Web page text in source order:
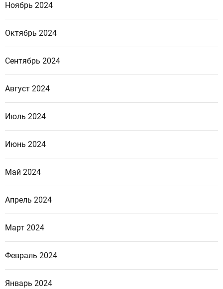
Ноябрь 2024
Октябрь 2024
Сентябрь 2024
Август 2024
Июль 2024
Июнь 2024
Май 2024
Апрель 2024
Март 2024
Февраль 2024
Январь 2024